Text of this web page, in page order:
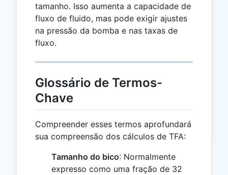
tamanho. Isso aumenta a capacidade de
fluxo de fluido, mas pode exigir ajustes
na pressão da bomba e nas taxas de
fluxo.
Glossário de Termos-
Chave
Compreender esses termos aprofundará
sua compreensão dos cálculos de TFA:
Tamanho do bico: Normalmente
expresso como uma fração de 32